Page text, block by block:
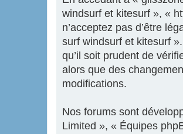
windsurf et kitesurf », «
n’acceptez pas d’être
surf windsurf et kitesurf
qu’il soit prudent de
alors que des
modifications.
Nos forums sont
Limited », « Équipes